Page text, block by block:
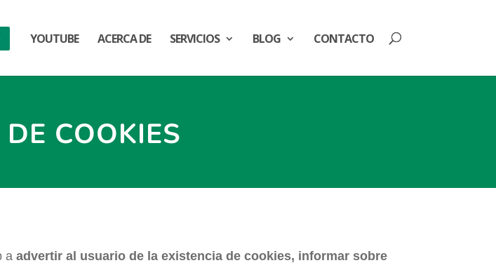
YOUTUBE ACERCA DE SERVICIOS BLOG CONTACTO
COOKIES
a advertir al usuario de la existencia de cookies, informar sobre